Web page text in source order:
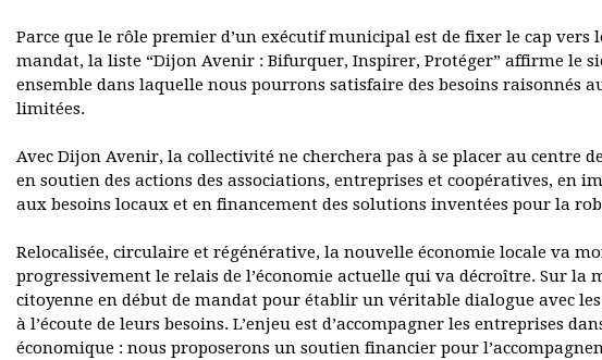
Parce que le rôle premier d’un exécutif municipal est de fixer le cap vers
mandat, la liste “Dijon Avenir : Bifurquer, Inspirer, Protéger” affirme le
ensemble dans laquelle nous pourrons satisfaire des besoins raisonnés
limitées.
Avec Dijon Avenir, la collectivité ne cherchera pas à se placer au centre
en soutien des actions des associations, entreprises et coopératives, en
aux besoins locaux et en financement des solutions inventées pour la
Relocalisée, circulaire et régénérative, la nouvelle économie locale va
progressivement le relais de l’économie actuelle qui va décroître. Sur la
citoyenne en début de mandat pour établir un véritable dialogue avec
à l’écoute de leurs besoins. L’enjeu est d’accompagner les entreprises
économique : nous proposerons un soutien financier pour